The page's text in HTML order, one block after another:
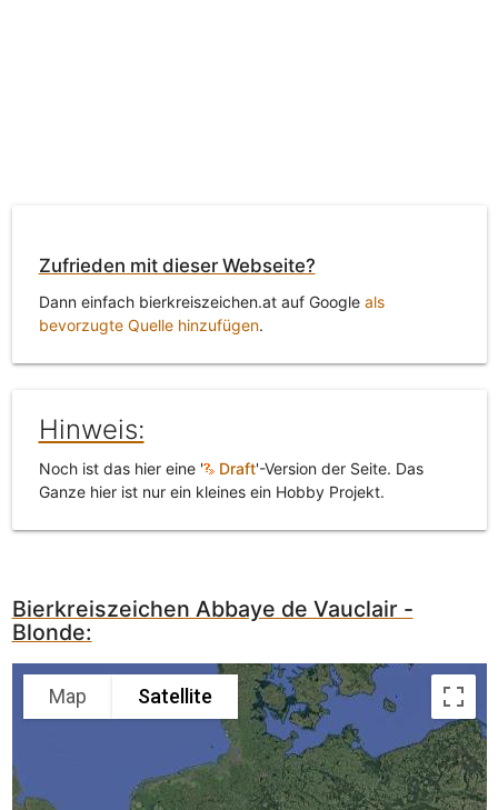
Zufrieden mit dieser Webseite?
Dann einfach bierkreiszeichen.at auf Google als
bevorzugte Quelle hinzufügen.
Hinweis:
Noch ist das hier eine ' Draft'-Version der Seite. Das
Ganze hier ist nur ein kleines ein Hobby Projekt.
Bierkreiszeichen Abbaye de Vauclair -
Blonde:
Map Satellite